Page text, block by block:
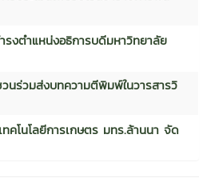
งตำแหน่งอธิการบดีมหาวิทยาลัย
นร่วมส่งบทความตีพิมพ์ในวารสารวิ
คโนโลยีการเกษตร มทร.ล้านนา จัด